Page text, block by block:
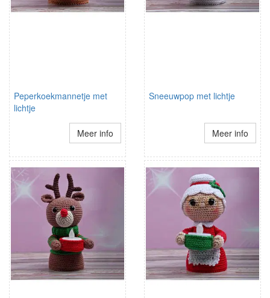
Peperkoekmannetje met
lichtje
Meer info
Sneeuwpop met lichtje
Meer info